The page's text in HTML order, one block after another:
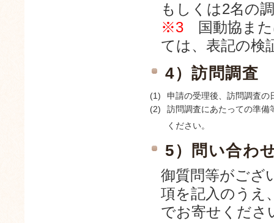
もしくは2名の
※3 国動協また
ては、表記の検
4）訪問調査
(1)
申請の受理後、訪問調査の
(2)
訪問調査にあたっての準備
ください。
5）問い合わ
御質問等がござ
項を記入のうえ
でお寄せくださ